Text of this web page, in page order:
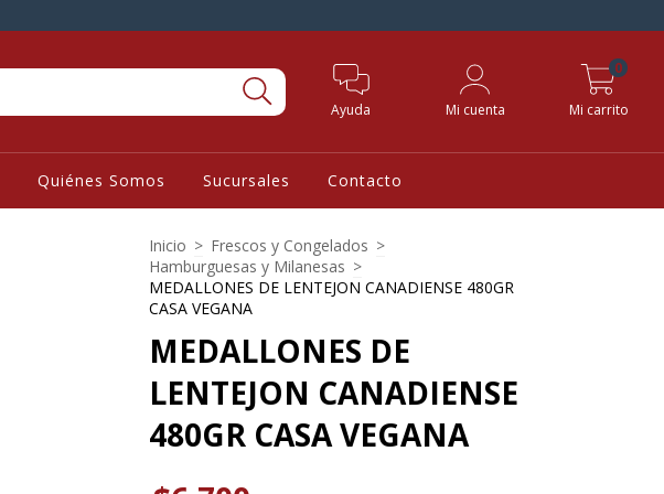
Ayuda Mi cuenta Mi carrito
0
Quiénes Somos Sucursales Contacto
Inicio > Frescos y Congelados >
Hamburguesas y Milanesas >
MEDALLONES DE LENTEJON CANADIENSE 480GR
CASA VEGANA
MEDALLONES DE
LENTEJON CANADIENSE
480GR CASA VEGANA